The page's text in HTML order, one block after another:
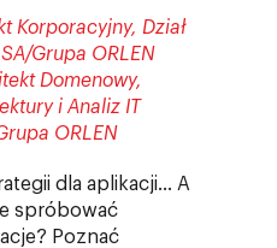
Korporacyjny, Dział
Grupa ORLEN
Domenowy,
i Analiz IT
ORLEN
dla aplikacji… A
spróbować
Poznać